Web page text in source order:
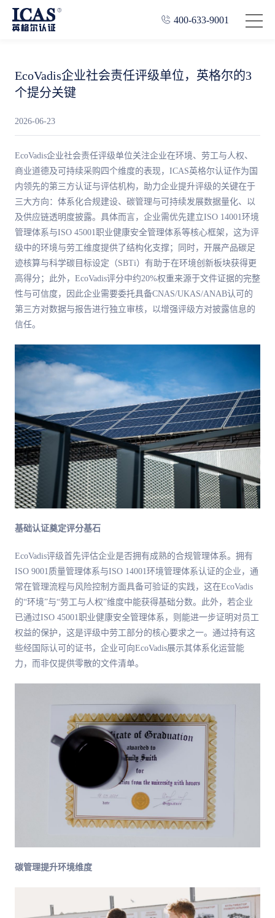
400-633-9001
EcoVadis企业社会责任评级单位，英格尔的3
个提分关键
2026-06-23
EcoVadis企业社会责任评级单位关注企业在环境、劳工与人权、
商业道德及可持续采购四个维度的表现，ICAS英格尔认证作为国
内领先的第三方认证与评估机构，助力企业提升评级的关键在于
三大方向：体系化合规建设、碳管理与可持续发展数据量化、以
及供应链透明度披露。具体而言，企业需优先建立ISO 14001环境
管理体系与ISO 45001职业健康安全管理体系等核心框架，这为评
级中的环境与劳工维度提供了结构化支撑；同时，开展产品碳足
迹核算与科学碳目标设定（SBTi）有助于在环境创新板块获得更
高得分；此外，EcoVadis评分中约20%权重来源于文件证据的完整
性与可信度，因此企业需要委托具备CNAS/UKAS/ANAB认可的
第三方对数据与报告进行独立审核，以增强评级方对披露信息的
信任。
基础认证奠定评分基石
EcoVadis评级首先评估企业是否拥有成熟的合规管理体系。拥有
ISO 9001质量管理体系与ISO 14001环境管理体系认证的企业，通
常在管理流程与风险控制方面具备可验证的实践，这在EcoVadis
的“环境”与“劳工与人权”维度中能获得基础分数。此外，若企业
已通过ISO 45001职业健康安全管理体系，则能进一步证明对员工
权益的保护，这是评级中劳工部分的核心要求之一。通过持有这
些经国际认可的证书，企业可向EcoVadis展示其体系化运营能
力，而非仅提供零散的文件清单。
碳管理提升环境维度